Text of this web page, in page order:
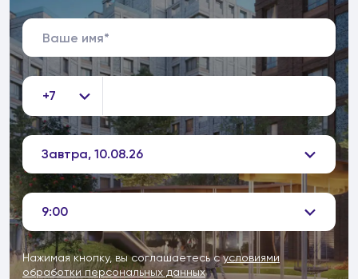
+7
Завтра, 10.08.26
9:00
Нажимая кнопку, вы соглашаетесь сусловиями
обработки персональных данных